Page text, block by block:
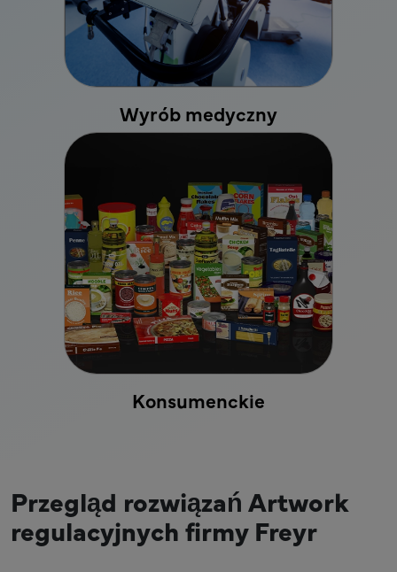
Wyrób medyczny
Konsumenckie
Przegląd rozwiązań Artwork
regulacyjnych firmy Freyr